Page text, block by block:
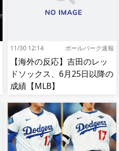
11/30 12:14 ボールパーク速報
【海外の反応】吉田のレッ
ドソックス、6月25日以降の
成績【MLB】